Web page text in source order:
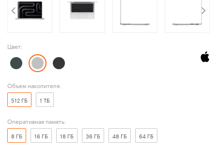
Цвет:
Объем накопителя:
512 ГБ 1 ТБ
Оперативная память:
8 ГБ 16 ГБ 18 ГБ 36 ГБ 48 ГБ 64 ГБ